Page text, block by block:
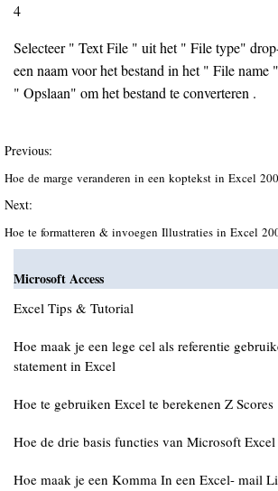
4
Selecteer " Text File " uit het " File type"
een naam voor het bestand in het " File
" Opslaan" om het bestand te converteren .
Previous:
Hoe de marge veranderen in een koptekst in Excel
Next:
Hoe te formatteren & invoegen Illustraties in Excel
Microsoft Access
Excel Tips & Tutorial
Hoe maak je een lege cel als referentie
statement in Excel
Hoe te gebruiken Excel te berekenen Z Scores
Hoe de drie basis functies van Microsoft
Hoe maak je een Komma In een Excel- mail